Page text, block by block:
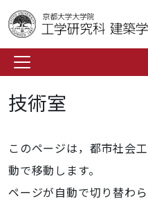
技術室
このページは，都市社会
動で移動します。
ページが自動で切り替わら